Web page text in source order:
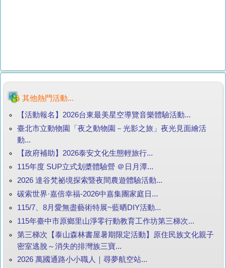
其他熱門活動...
【活動報名】2026台東最美星空導覽音樂體驗活動...
臺北市立動物園「夜之動物園－光影之旅」夜光見面繪活
動...
【政府補助】2026泰安文化生態輕旅行...
115年度 SUP立式划槳體驗營 ＠日月潭...
2026 達谷梵祕境探索暨夜間農遊體驗活動...
碳索世界·嘉倍幸福-2026中嘉集團家庭日...
115/7、8月愛無盡藝術特展~藍晒DIY活動...
115年臺中市原鄉里山淨零行動教育工作坊第三梯次...
第三梯次【泰山森林書屋暑期限定活動】原住民族文化親子
密室逃脫～消失的排灣族三寶...
2026 萬國通路小小職人｜尋夢航空站...